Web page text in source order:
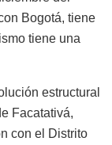
Bogotá, tiene
tiene una
estructural
Facatativá,
con el Distrito